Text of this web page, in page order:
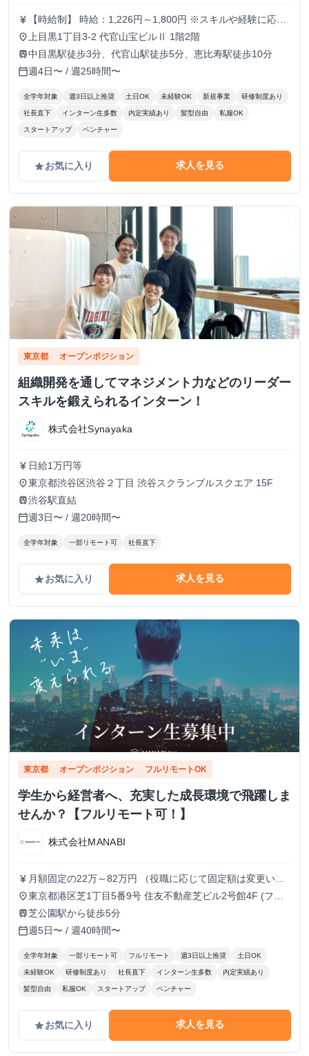
currency_yen
【時給制】 時給：1,226円～1,800円 ※スキルや経験に応じ
て昇給します。 ※部署によってはインセンティブ制度あり
【月給制】 尚、フルコミットできる方は月給制もご用意し
ております。 月給: 230,000円〜 ※毎月行う評価面談により
毎月昇給の可能性あり ※年間の昇給平均額80,000円 <モデ
ル月収> 260,000円 /入社6ヶ月 330,000円 /入社1年
place 上目黒1丁目3-2 代官山宝ビルⅡ 1階2階
train中目黒駅徒歩3分、代官山駅徒歩5分、恵比寿駅徒歩10分
calendar_today週4日〜 / 週25時間〜
全学年対象 週3日以上推奨 土日OK 未経験OK 新規事業 研修制度あり
社長直下 インターン生多数 内定実績あり 髪型自由 私服OK
スタートアップ ベンチャー
gradeお気に入り 求人を見る
東京都 オープンポジション
組織開発を通してマネジメント力などのリーダー
スキルを鍛えられるインターン！
株式会社Synayaka
currency_yen 日給1万円等
place東京都渋谷区渋谷２丁目 渋谷スクランブルスクエア 15F
train渋谷駅直結
calendar_today週3日〜 / 週20時間〜
全学年対象 一部リモート可 社長直下
gradeお気に入り 求人を見る
東京都 オープンポジション フルリモートOK
学生から経営者へ、充実した成長環境で飛躍しま
せんか？【フルリモート可！】
株式会社MANABI
currency_yen 月額固定の22万～82万円 （役職に応じて固定額は変更いた
します）
place東京都港区芝1丁目5番9号 住友不動産芝ビル2号館4F (フル
リモート/出勤は自由です)
train芝公園駅から徒歩5分
calendar_today週5日〜 / 週40時間〜
全学年対象 一部リモート可 フルリモート 週3日以上推奨 土日OK
未経験OK 研修制度あり 社長直下 インターン生多数 内定実績あり
髪型自由 私服OK スタートアップ ベンチャー
gradeお気に入り 求人を見る